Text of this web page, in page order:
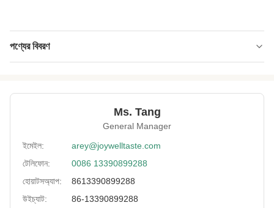
পণ্যের বিবরণ
25 কার্যদিবসের মধ্যে
সমুদ্র বা বায়ু দ্বারা
Payment: টি / টি, এল / সি, পেপ্যাল
Flavor: ওয়াসাবি, সল্টেড, বিবিকিউ, মশলাদার।
Ms. Tang
General Manager
ইমেইল:
arey@joywelltaste.com
টেলিফোন:
0086 13390899288
হোয়াটসঅ্যাপ:
8613390899288
উইচ্যাট:
86-13390899288